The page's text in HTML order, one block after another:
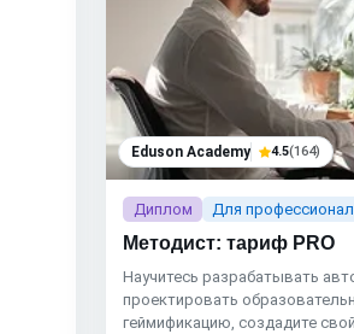
Eduson Academy 4.5(164)
Диплом Для
Методист: тариф PRO
Научитесь разрабатывать
проектировать
геймификацию, создадите